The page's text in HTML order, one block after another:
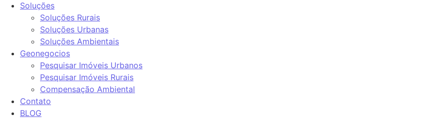
Soluções
Soluções Rurais
Soluções Urbanas
Soluções Ambientais
Geonegocios
Pesquisar Imóveis Urbanos
Pesquisar Imóveis Rurais
Compensação Ambiental
Contato
BLOG